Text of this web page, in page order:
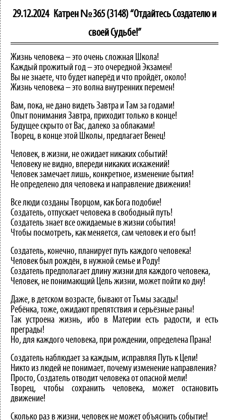
29.12.2024 Катрен №365 (3148) “Отдайтесь Создателю и
своей Судьбе!”
Жизнь человека – это очень сложная Школа!
Каждый прожитый год – это очередной Экзамен!
Вы не знаете, что будет наперёд и что пройдёт, около!
Жизнь человека – это волна внутренних перемен!
Вам, пока, не дано видеть Завтра и Там за годами!
Опыт понимания Завтра, приходит только в конце!
Будущее скрыто от Вас, далеко за облаками!
Творец, в конце этой Школы, предлагает Венец!
Человек, в жизни, не ожидает никаких событий!
Человеку не видно, впереди никаких искажений!
Человек замечает лишь, конкретное, изменение бытия!
Не определено для человека и направление движения!
Все люди созданы Творцом, как Бога подобие!
Создатель, отпускает человека в свободный путь!
Создатель знает все ожидаемые в жизни события!
Чтобы посмотреть, как меняется, сам человек и его быт!
Создатель, конечно, планирует путь каждого человека!
Человек был рождён, в нужной семье и Роду!
Создатель предполагает длину жизни для каждого человека,
Человек, не понимающий Цель жизни, может пойти ко дну!
Даже, в детском возрасте, бывают от Тьмы засады!
Ребёнка, тоже, ожидают препятствия и серьёзные раны!
Так устроена жизнь, ибо в Материи есть радости, и есть
преграды!
Но, для каждого человека, при рождении, определена Прана!
Создатель наблюдает за каждым, исправляя Путь к Цели!
Никто из людей не понимает, почему изменение направления?
Просто, Создатель отводит человека от опасной мели!
Творец, чтобы сохранить человека, может остановить
движение!
Сколько раз в жизни, человек не может объяснить событие!